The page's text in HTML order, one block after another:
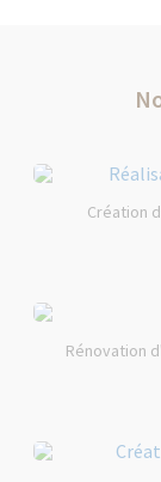
Création
Rénovation